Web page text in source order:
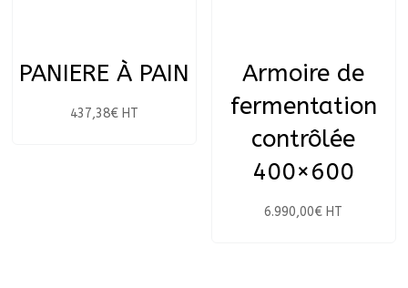
PANIERE À PAIN
437,38€ HT
Armoire de
fermentation
contrôlée
400×600
6.990,00€ HT